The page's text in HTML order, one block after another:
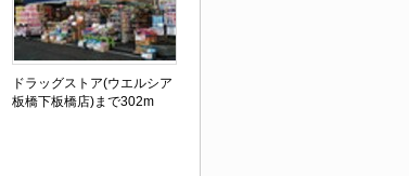
ドラッグストア(ウエルシア
板橋下板橋店)まで302m